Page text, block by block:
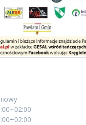
może poprawnie wczytać